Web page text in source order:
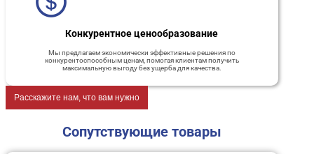
Конкурентное ценообразование
Мы предлагаем экономически эффективные решения по
конкурентоспособным ценам, помогая клиентам получить
максимальную выгоду без ущерба для качества.
Расскажите нам, что вам нужно
Сопутствующие товары